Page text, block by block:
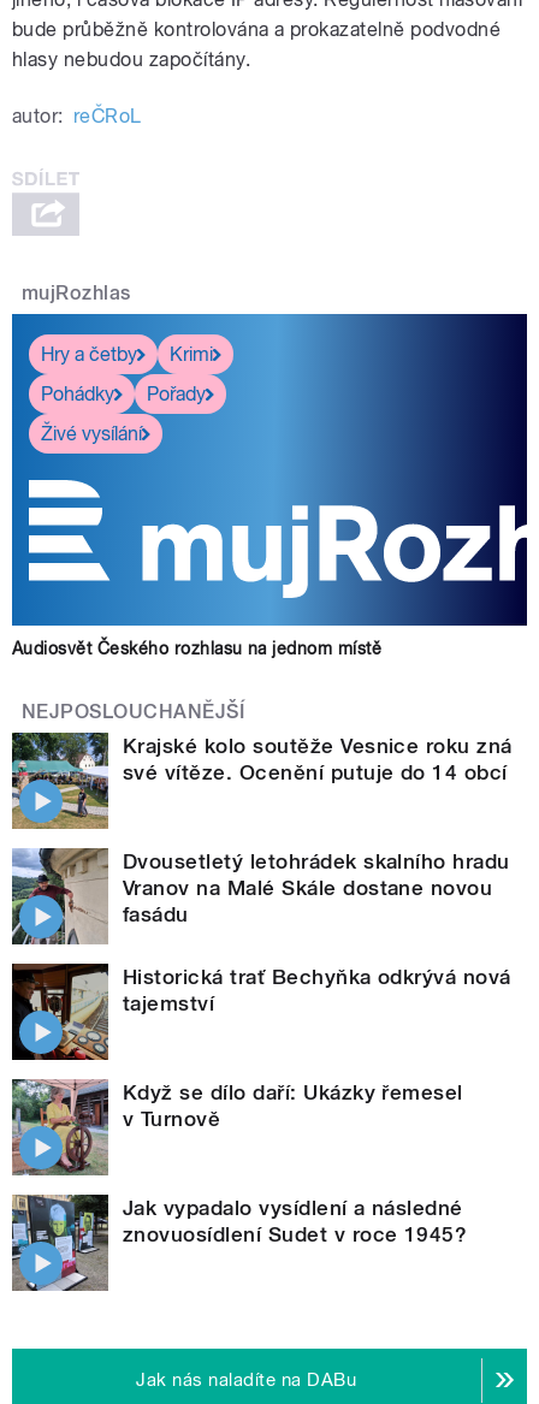
bude průběžně kontrolována a prokazatelně podvodné
hlasy nebudou započítány.
autor: reČRoL
mujRozhlas
Hry a četby
Krimi
Pohádky
Pořady
Živé vysílání
Audiosvět Českého rozhlasu na jednom místě
NEJPOSLOUCHANĚJŠÍ
Krajské kolo soutěže Vesnice roku zná
své vítěze. Ocenění putuje do 14 obcí
Dvousetletý letohrádek skalního hradu
Vranov na Malé Skále dostane novou
fasádu
Historická trať Bechyňka odkrývá nová
tajemství
Když se dílo daří: Ukázky řemesel
v Turnově
Jak vypadalo vysídlení a následné
znovuosídlení Sudet v roce 1945?
Jak nás naladíte na DABu